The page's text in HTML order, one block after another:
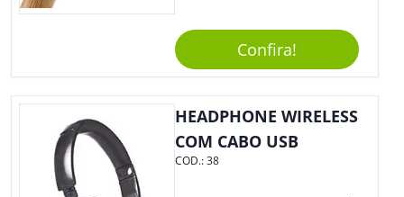
Confira!
HEADPHONE WIRELESS
COM CABO USB
COD.:38